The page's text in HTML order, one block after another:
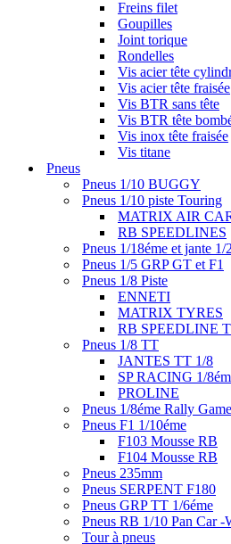
Freins filet
Goupilles
Joint torique
Rondelles
Vis acier tête
Vis acier tête fraisée
Vis BTR sans tête
Vis BTR tête
Vis inox tête fraisée
Vis titane
Pneus
Pneus 1/10 BUGGY
Pneus 1/10 piste Touring
MATRIX AIR
RB SPEEDLINES
Pneus 1/18éme et jante 1/
Pneus 1/5 GRP GT et F1
Pneus 1/8 Piste
ENNETI
MATRIX TYRES
RB SPEEDLINE
Pneus 1/8 TT
JANTES TT 1/8
SP RACING 1/
PROLINE
Pneus 1/8éme Rally
Pneus F1 1/10éme
F103 Mousse RB
F104 Mousse RB
Pneus 235mm
Pneus SERPENT F180
Pneus GRP TT 1/6éme
Pneus RB 1/10 Pan Car -
Tour à pneus